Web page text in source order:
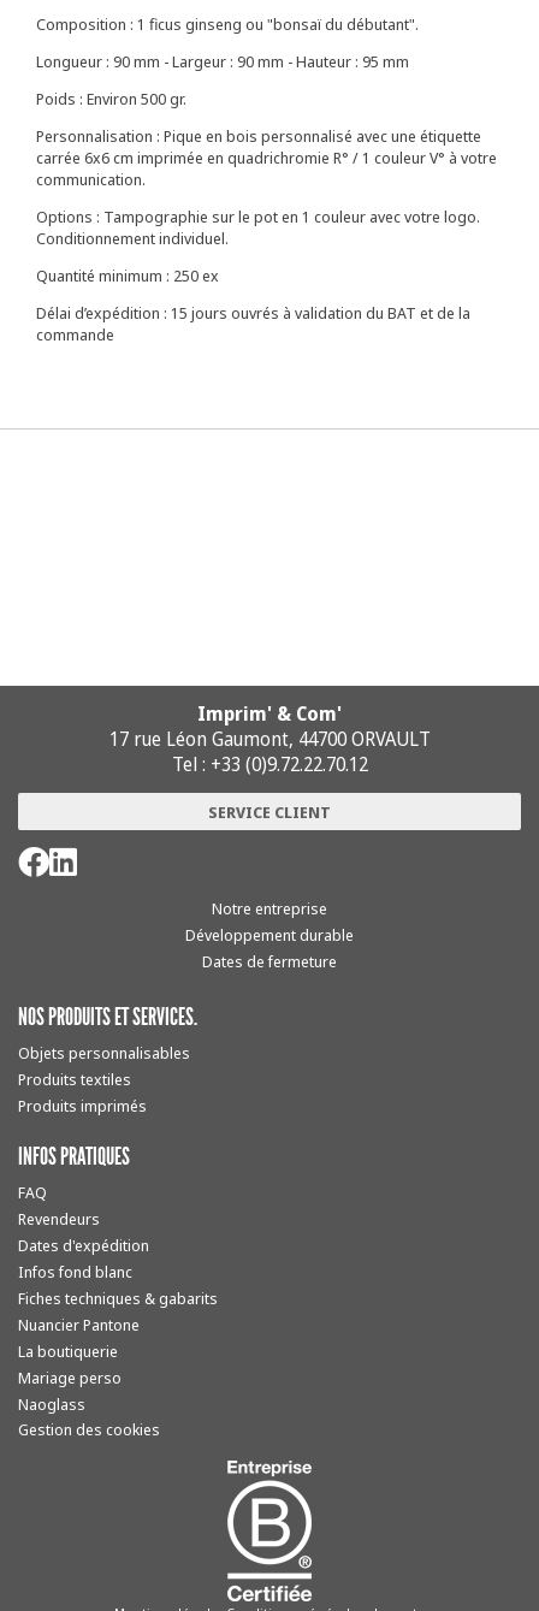
Composition : 1 ficus ginseng ou "bonsaï du débutant".
Longueur : 90 mm - Largeur : 90 mm - Hauteur : 95 mm
Poids : Environ 500 gr.
Personnalisation : Pique en bois personnalisé avec une étiquette
carrée 6x6 cm imprimée en quadrichromie R° / 1 couleur V° à votre
communication.
Options : Tampographie sur le pot en 1 couleur avec votre logo.
Conditionnement individuel.
Quantité minimum : 250 ex
Délai d’expédition : 15 jours ouvrés à validation du BAT et de la
commande
Imprim' & Com'
17 rue Léon Gaumont, 44700 ORVAULT
Tel : +33 (0)9.72.22.70.12
SERVICE CLIENT
Notre entreprise
Développement durable
Dates de fermeture
NOS PRODUITS ET SERVICES.
Objets personnalisables
Produits textiles
Produits imprimés
INFOS PRATIQUES
FAQ
Revendeurs
Dates d'expédition
Infos fond blanc
Fiches techniques & gabarits
Nuancier Pantone
La boutiquerie
Mariage perso
Naoglass
Gestion des cookies